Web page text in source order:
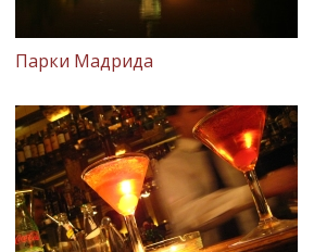
Парки Мадрида